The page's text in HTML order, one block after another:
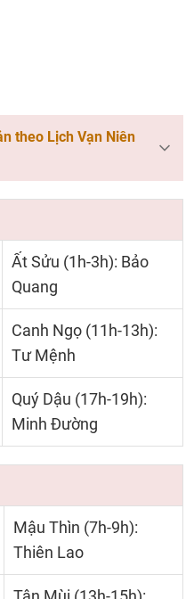
theo Lịch Vạn Niên
Ất Sửu (1h-3h): Bảo
Quang
Canh Ngọ (11h-13h):
Tư Mệnh
Quý Dậu (17h-19h):
Minh Đường
Mậu Thìn (7h-9h):
Thiên Lao